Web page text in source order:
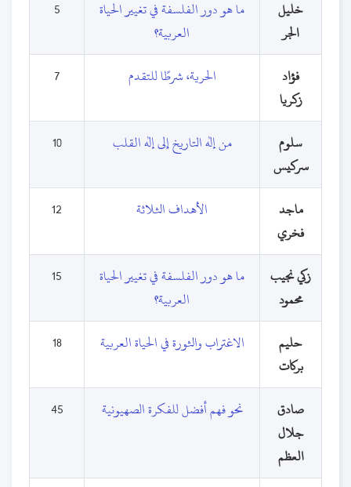
خليل
الجر
ما هو دور الفلسفة في تغيير الحياة
العربية؟
5
فؤاد
زكريا
الحرية، شرطًا للتقدم 7
سلوم
سركيس
من إله التاريخ إلى إله القلب 10
ماجد
فخري
الأهداف الثلاثة 12
زكي نجيب
محمود
ما هو دور الفلسفة في تغيير الحياة
العربية؟
15
حليم
بركات
الاغتراب والثورة في الحياة العربية 18
صادق
جلال
العظم
نحو فهم أفضل للفكرة الصهيونية 45